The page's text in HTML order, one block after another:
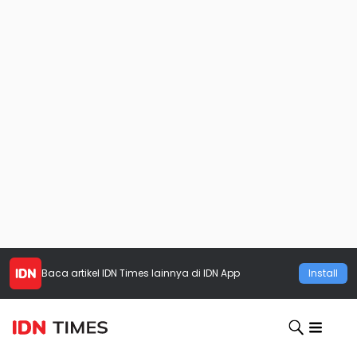
Baca artikel IDN Times lainnya di IDN App Install